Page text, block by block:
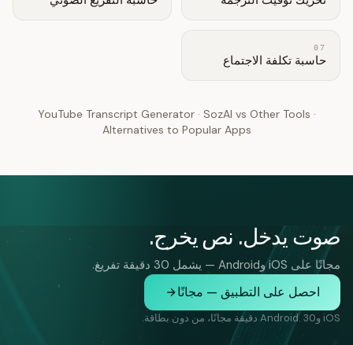
07
حاسبة تكلفة الاجتماع
YouTube Transcript Generator· SozAI vs Other Tools ·
Alternatives to Popular Apps
صوت يدخل. نص يخرج.
مجانًا على iOS وAndroid — يشمل 30 دقيقة تفريغ.
احصل على التطبيق — مجانًا
iOS وAndroid. 30 دقيقة مجانًا، من دون بطاقة.